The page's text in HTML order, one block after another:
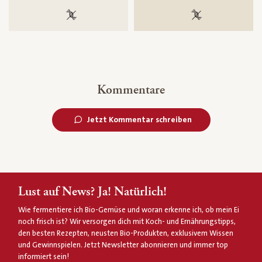
100 % gentechnikfrei 100 %
Kommentare
Jetzt Kommentar schreiben
Lust auf News? Ja! Natürlich!
Wie fermentiere ich Bio-Gemüse und woran erkenne ich, ob mein Ei
noch frisch ist? Wir versorgen dich mit Koch- und Ernährungstipps,
den besten Rezepten, neusten Bio-Produkten, exklusivem Wissen
und Gewinnspielen. Jetzt Newsletter abonnieren und immer top
informiert sein!